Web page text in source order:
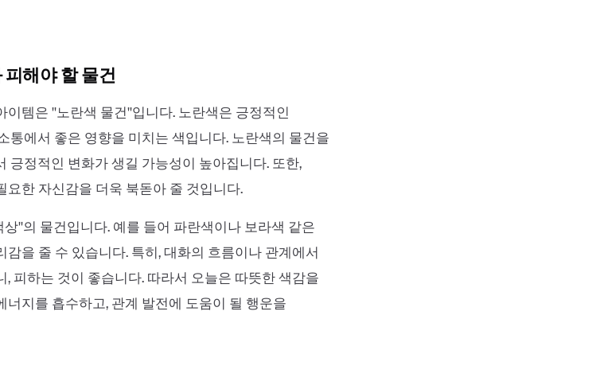
해야 할 물건
템은 ''노란색 물건''입니다. 노란색은 긍정적인
통에서 좋은 영향을 미치는 색입니다. 노란색의 물건을
긍정적인 변화가 생길 가능성이 높아집니다. 또한,
한 자신감을 더욱 북돋아 줄 것입니다.
''의 물건입니다. 예를 들어 파란색이나 보라색 같은
을 줄 수 있습니다. 특히, 대화의 흐름이나 관계에서
피하는 것이 좋습니다. 따라서 오늘은 따뜻한 색감을
너지를 흡수하고, 관계 발전에 도움이 될 행운을